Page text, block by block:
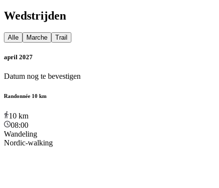
Wedstrijden
Alle Marche Trail
april 2027
Datum nog te bevestigen
Randonnée 10 km
10 km
08:00
Wandeling
Nordic-walking